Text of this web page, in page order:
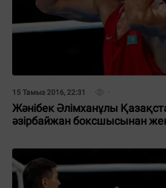
15 Тамыз 2016, 22:31
Жәнібек Әлімханұлы
әзірбайжан боксшысынан